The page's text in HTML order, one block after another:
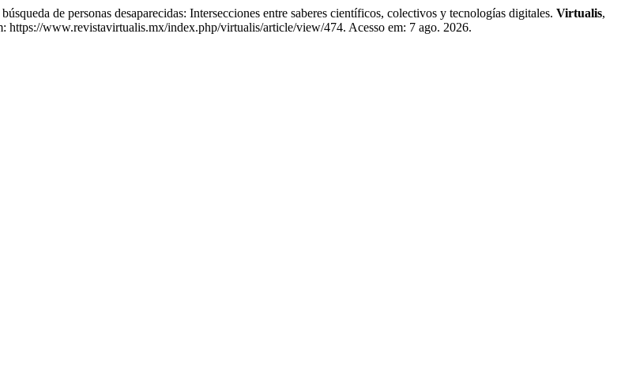
de personas desaparecidas: Intersecciones entre saberes científicos, colectivos y tecnologías digitales. Virtualis,
www.revistavirtualis.mx/index.php/virtualis/article/view/474. Acesso em: 7 ago. 2026.